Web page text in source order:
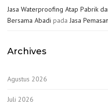
Jasa Waterproofing Atap Pabrik
Bersama Abadi pada Jasa
Archives
Agustus 2026
Juli 2026